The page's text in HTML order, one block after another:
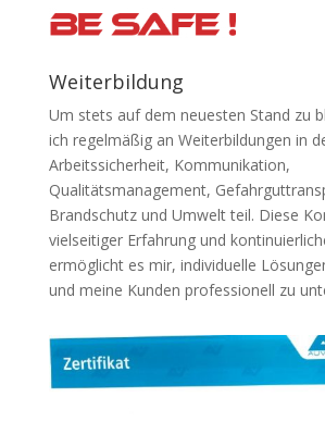
Weiterbildung
Um stets auf dem neuesten Stand zu
ich regelmäßig an Weiterbildungen in
Arbeitssicherheit, Kommunikation,
Qualitätsmanagement,
Brandschutz und Umwelt teil. Diese
vielseitiger Erfahrung und
ermöglicht es mir, individuelle
und meine Kunden professionell zu